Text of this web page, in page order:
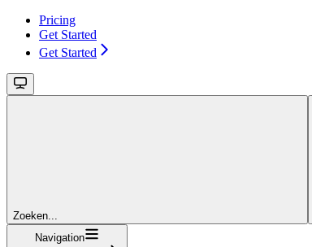
Pricing
Get Started
Get Started
Zoeken...
Navigation